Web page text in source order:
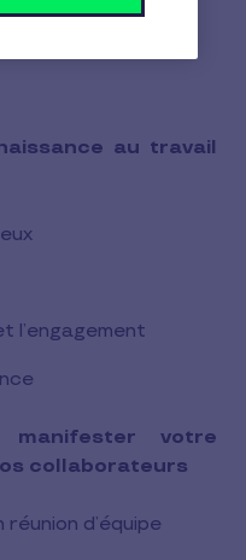
au travail
l’engagement
votre
collaborateurs
d’équipe